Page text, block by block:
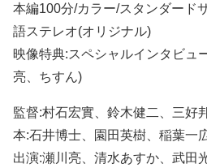
本編100分/カラー/スタンダード
語ステレオ(オリジナル)
映像特典:スペシャルインタビュ
亮、ちすん)
監督:村石宏實、鈴木健二、三好
本:石井博士、園田英樹、稲葉一
出演:瀬川亮、清水あすか、武田